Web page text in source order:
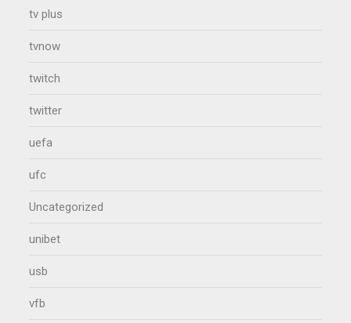
tv plus
tvnow
twitch
twitter
uefa
ufc
Uncategorized
unibet
usb
vfb